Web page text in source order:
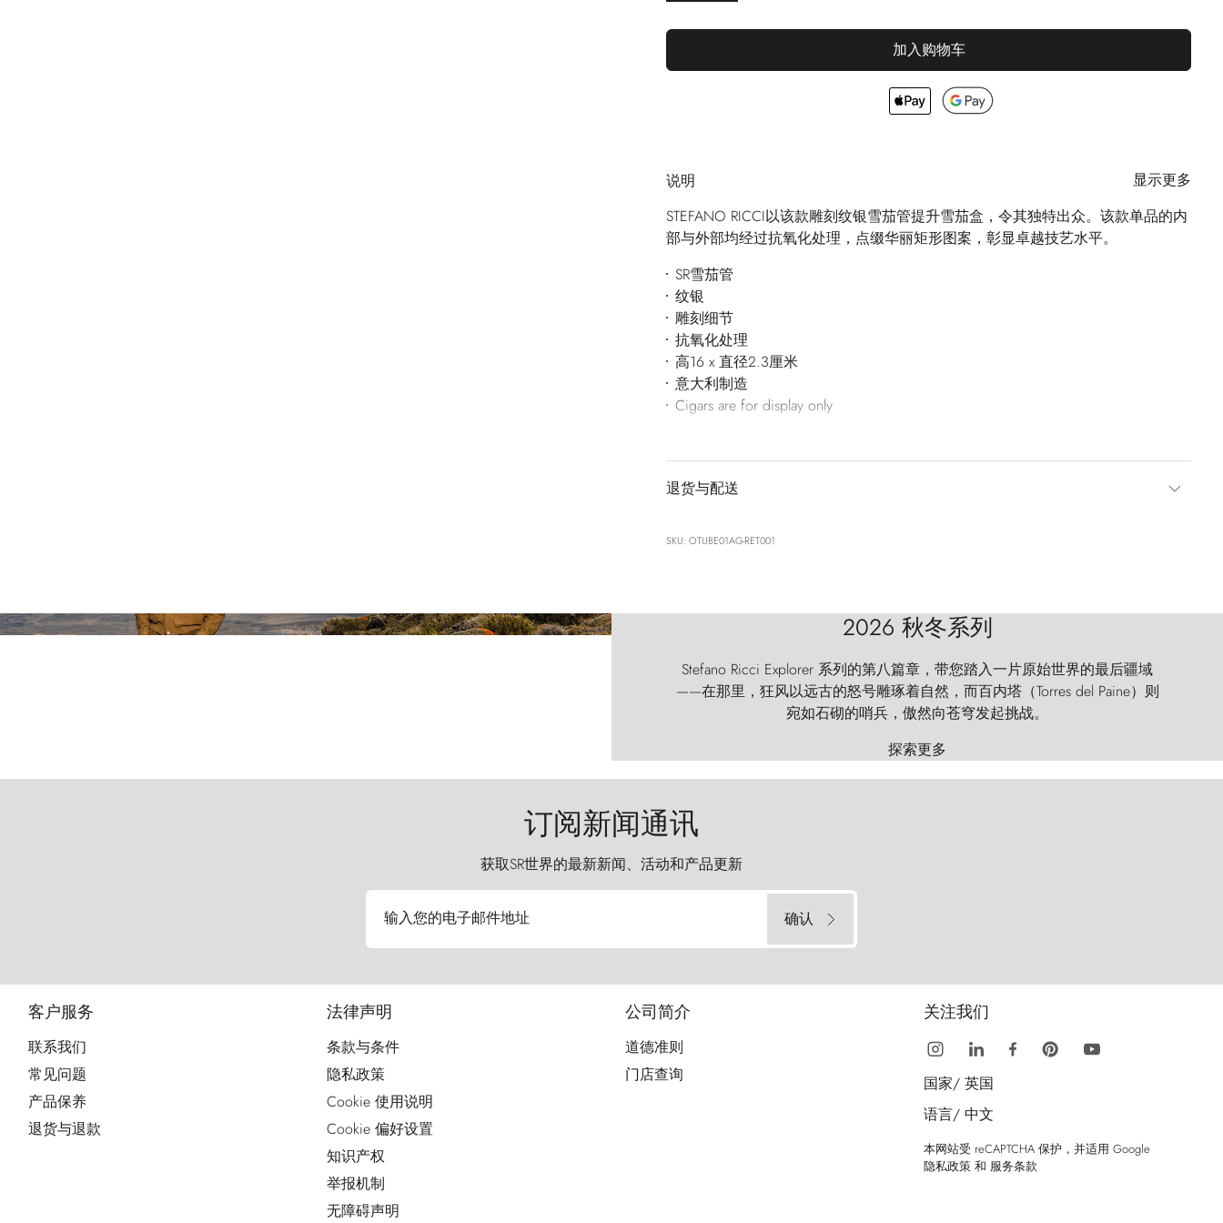
加入购物车
说明
显示更多
STEFANO RICCI以该款雕刻纹银雪茄管提升雪茄盒，令其独特出众。该款单品的内
部与外部均经过抗氧化处理，点缀华丽矩形图案，彰显卓越技艺水平。
SR雪茄管
纹银
雕刻细节
抗氧化处理
高16 x 直径2.3厘米
意大利制造
Cigars are for display only
退货与配送
SKU: OTUBE01AG-RET001
2026 秋冬系列
Stefano Ricci Explorer 系列的第八篇章，带您踏入一片原始世界的最后疆域
——在那里，狂风以远古的怒号雕琢着自然，而百内塔（Torres del Paine）则
宛如石砌的哨兵，傲然向苍穹发起挑战。
探索更多
订阅新闻通讯
获取SR世界的最新新闻、活动和产品更新
输入您的电子邮件地址 确认
客户服务
联系我们
常见问题
产品保养
退货与退款
法律声明
条款与条件
隐私政策
Cookie 使用说明
Cookie 偏好设置
知识产权
举报机制
无障碍声明
公司简介
道德准则
门店查询
关注我们
国家/ 英国
语言/ 中文
本网站受 reCAPTCHA 保护，并适用 Google
隐私政策 和 服务条款